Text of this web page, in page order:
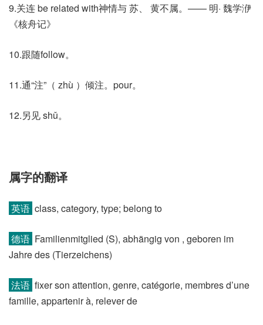
9.关连 be related with神情与 苏、 黄不属。—— 明· 魏学洢
《核舟记》
10.跟随follow。
11.通“注”（ zhù ）倾注。pour。
12.另见 shǔ。
属字的翻译
英语 class, category, type; belong to
德语 Familienmitglied (S)​, abhängig von , geboren im
Jahre des (Tierzeichens)​
法语 fixer son attention, genre, catégorie, membres d’une
famille, appartenir à, relever de